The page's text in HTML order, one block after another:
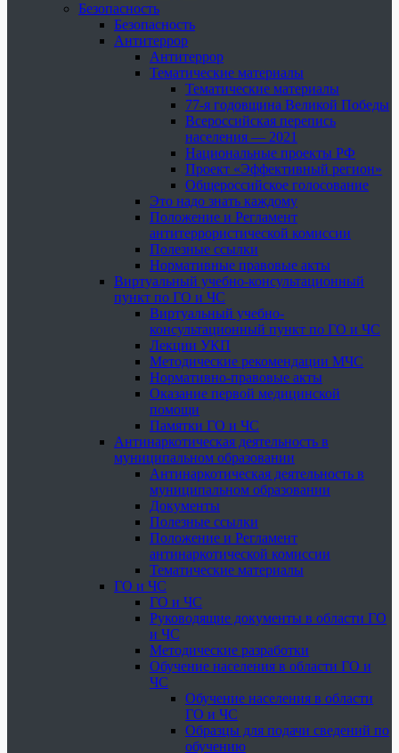
Безопасность
Безопасность
Антитеррор
Антитеррор
Тематические материалы
Тематические материалы
77-я годовщина Великой Победы
Всероссийская перепись
населения — 2021
Национальные проекты РФ
Проект «Эффективный регион»
Общероссийское голосование
Это надо знать каждому
Положение и Регламент
антитеррористической комиссии
Полезные ссылки
Нормативные правовые акты
Виртуальный учебно-консультационный
пункт по ГО и ЧС
Виртуальный учебно-
консультационный пункт по ГО и ЧС
Лекции УКП
Методические рекомендации МЧС
Нормативно-правовые акты
Оказание первой медицинской
помощи
Памятки ГО и ЧС
Антинаркотическая деятельность в
муниципальном образовании
Антинаркотическая деятельность в
муниципальном образовании
Документы
Полезные ссылки
Положение и Регламент
антинаркотической комиссии
Тематические материалы
ГО и ЧС
ГО и ЧС
Руководящие документы в области ГО
и ЧС
Методические разработки
Обучение населения в области ГО и
ЧС
Обучение населения в области
ГО и ЧС
Образцы для подачи сведений по
обучению